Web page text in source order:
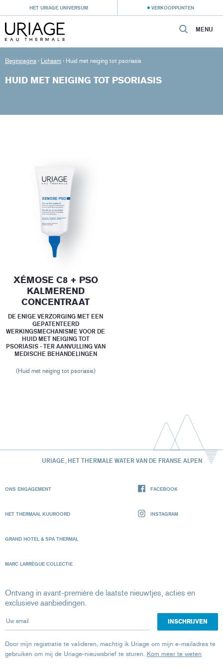
HET URIAGE UNIVERSUM VERKOOPPUNTEN
MENU
Beginpagina › Lichaam › Huid met neiging tot psoriasis
HUID MET NEIGING TOT PSORIASIS
XÉMOSE C8 + PSO
KALMEREND
CONCENTRAAT
DE ENIGE VERZORGING MET EEN
GEPATENTEERD
WERKINGSMECHANISME VOOR DE
HUID MET NEIGING TOT
PSORIASIS - TER AANVULLING VAN
MEDISCHE BEHANDELINGEN
(Huid met neiging tot psoriasis)
URIAGE, HET THERMALE WATER VAN DE FRANSE ALPEN
ONS ENGAGEMENT
HET THERMAAL KUUROORD
GRAND HOTEL & SPA THERMAL
MARC LARRÈGUE COLLECTIE
FACEBOOK
INSTAGRAM
Ontvang in avant-première de laatste nieuwtjes, acties en
exclusieve aanbiedingen.
Uw email
Door mijn registratie te valideren, machtig ik Uriage om mijn e-mailadres te
gebruiken om mij de Uriage-nieuwsbrief te sturen. Kom meer te weten